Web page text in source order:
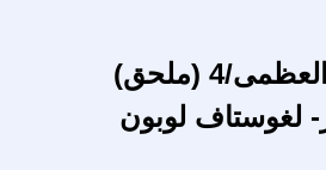
لغوستاف لوبون